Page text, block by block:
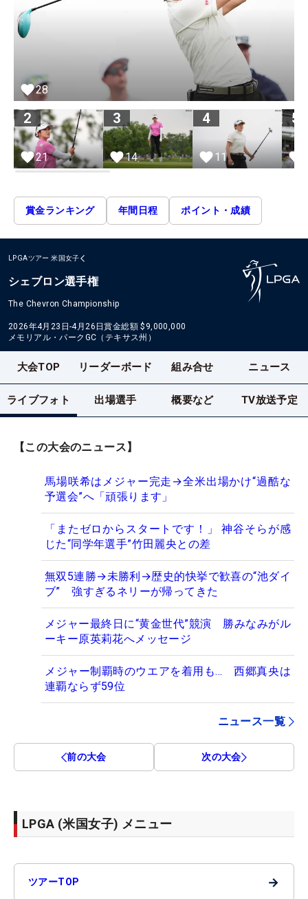
28
2
21
3
14
4
11
5
賞金ランキング 年間日程 ポイント・成績
LPGAツアー 米国女子
シェブロン選手権
The Chevron Championship
2026年4月23日-4月26日賞金総額 $9,000,000
メモリアル・パークGC（テキサス州）
大会TOP リーダーボード 組み合せ ニュース
ライブフォト 出場選手 概要など TV放送予定
【この大会のニュース】
馬場咲希はメジャー完走→全米出場かけ“過酷な
予選会”へ「頑張ります」
「またゼロからスタートです！」 神谷そらが感
じた“同学年選手”竹田麗央との差
無双5連勝→未勝利→歴史的快挙で歓喜の“池ダイ
ブ” 強すぎるネリーが帰ってきた
メジャー最終日に“黄金世代”競演 勝みなみがル
ーキー原英莉花へメッセージ
メジャー制覇時のウエアを着用も… 西郷真央は
連覇ならず59位
ニュース一覧
前の大会 次の大会
LPGA (米国女子) メニュー
ツアーTOP →